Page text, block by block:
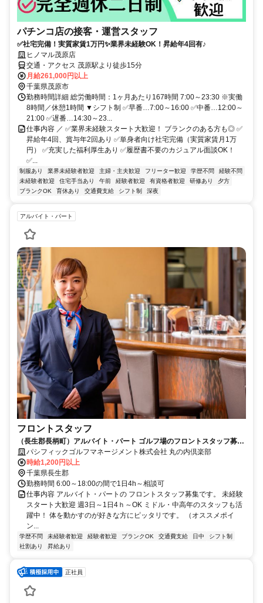
パチンコ店の接客・運営スタッフ
✅社宅完備！実質家賃1万円✨業界未経験OK！昇給年4回有♪
ヒノマル茂原店
交通・アクセス 茂原駅より徒歩15分
月給261,000円以上
千葉県茂原市
勤務時間詳細 総労働時間：1ヶ月あたり167時間 7:00～23:30 ※実働
8時間／休憩1時間 ▼シフト制 ✅早番…7:00～16:00 ✅中番…12:00～
21:00 ✅遅番…14:30～23...
仕事内容 ／ ✅業界未経験スタート大歓迎！ ブランクのある方も◎ ✅
昇給年4回、賞与年2回あり ✅単身者向け社宅完備（実質家賃月1万
円） ✅充実した福利厚生あり ✅履歴書不要のカジュアル面談OK！
✅...
制服あり 業界未経験者歓迎 主婦・主夫歓迎 フリーター歓迎 学歴不問
経験不問
未経験者歓迎
住宅手当あり 午前 経験者歓迎 有資格者歓迎 研修あり
夕方
ブランクOK
育休あり 交通費支給 シフト制 深夜
アルバイト・パート
フロントスタッフ
（長生郡長柄町）アルバイト・パート ゴルフ場のフロントスタッフ募集
週3日～OK
パシフィックゴルフマネージメント株式会社 丸の内倶楽部
時給1,200円以上
千葉県長生郡
勤務時間 6:00～18:00の間で1日4h～相談可
仕事内容 アルバイト・パートの フロントスタッフ募集です。 未経験
スタート大歓迎 週3日～1日4ｈ～OK ミドル・中高年のスタッフも活
躍中！ 体を動かすのが好きな方にピッタリです。 （オススメポイ
ン...
学歴不問 未経験者歓迎 経験者歓迎 ブランクOK 交通費支給 日中
シフト制
社割あり
昇給あり
正社員